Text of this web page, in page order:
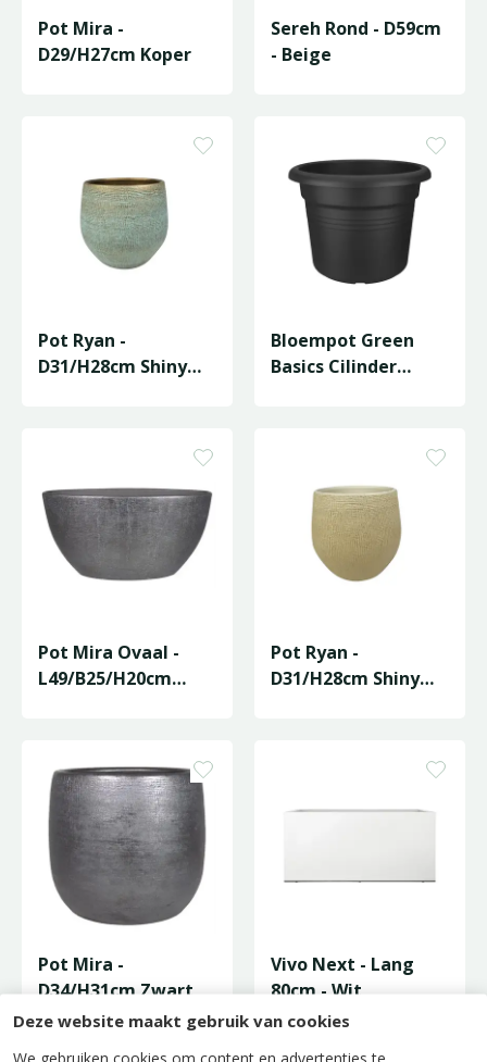
Deze website maakt gebruik van cookies
We gebruiken cookies om content en advertenties te
Pot Mira -
D29/H27cm Koper
Sereh Rond - D59cm
- Beige
Pot Ryan -
D31/H28cm Shiny
Bloempot Green
Basics Cilinder
Pot Mira Ovaal -
L49/B25/H20cm
Pot Ryan -
D31/H28cm Shiny
Pot Mira -
D34/H31cm Zwart
Vivo Next - Lang
80cm - Wit